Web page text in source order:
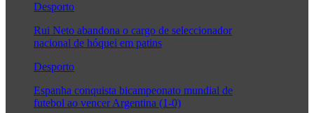
Desporto
Rui Neto abandona o cargo de seleccionador
nacional de hóquei em patins
Desporto
Espanha conquista bicampeonato mundial de
futebol ao vencer Argentina (1-0)